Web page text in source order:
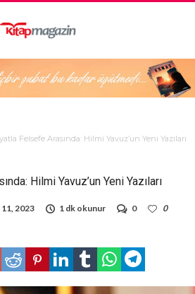
Felsefe Arasında: Hilmi Yavuz’un Yeni Yazıları
Hilmi Yavuz’un Yeni Yazıları
11, 2023 1 dk okunur 0
0